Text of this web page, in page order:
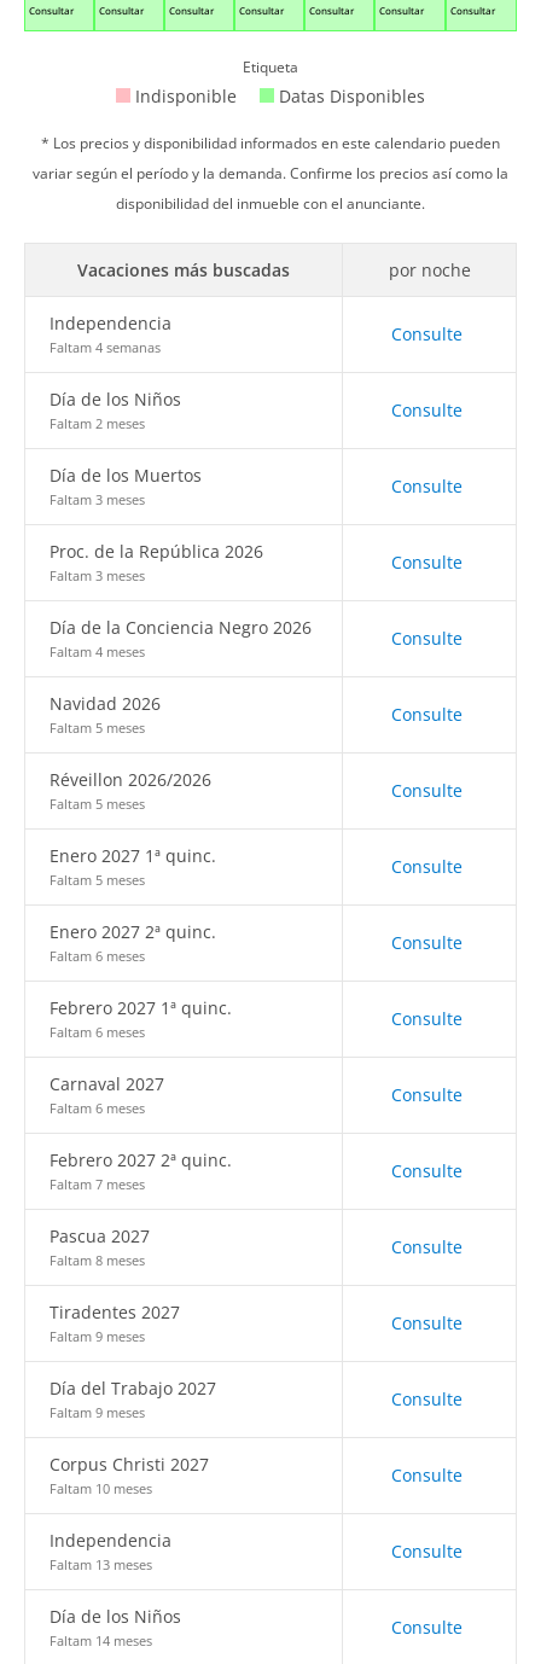
Consultar
Consultar
Consultar
Consultar
Consultar
Consultar
Consultar
Etiqueta
Indisponible Datas Disponibles
* Los precios y disponibilidad informados en este calendario pueden
variar según el período y la demanda. Confirme los precios así como la
disponibilidad del inmueble con el anunciante.
Vacaciones más buscadas por noche
Independencia
Faltam 4 semanas
Consulte
Día de los Niños
Faltam 2 meses
Consulte
Día de los Muertos
Faltam 3 meses
Consulte
Proc. de la República 2026
Faltam 3 meses
Consulte
Día de la Conciencia Negro 2026
Faltam 4 meses
Consulte
Navidad 2026
Faltam 5 meses
Consulte
Réveillon 2026/2026
Faltam 5 meses
Consulte
Enero 2027 1ª quinc.
Faltam 5 meses
Consulte
Enero 2027 2ª quinc.
Faltam 6 meses
Consulte
Febrero 2027 1ª quinc.
Faltam 6 meses
Consulte
Carnaval 2027
Faltam 6 meses
Consulte
Febrero 2027 2ª quinc.
Faltam 7 meses
Consulte
Pascua 2027
Faltam 8 meses
Consulte
Tiradentes 2027
Faltam 9 meses
Consulte
Día del Trabajo 2027
Faltam 9 meses
Consulte
Corpus Christi 2027
Faltam 10 meses
Consulte
Independencia
Faltam 13 meses
Consulte
Día de los Niños
Faltam 14 meses
Consulte